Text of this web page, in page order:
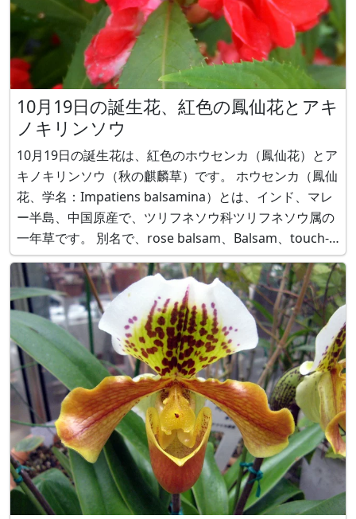
10月19日の誕生花、紅色の鳳仙花とアキ
ノキリンソウ
10月19日の誕生花は、紅色のホウセンカ（鳳仙花）とア
キノキリンソウ（秋の麒麟草）です。 ホウセンカ（鳳仙
花、学名：Impatiens balsamina）とは、インド、マレ
ー半島、中国原産で、ツリフネソウ科ツリフネソウ属の
一年草です。 別名で、rose balsam、Balsam、touch-
me-not、ツマクレナイ、てぃんさぐ（沖縄）と呼ばれ
ます。 草丈は、20～30 cm（矮性品種）、